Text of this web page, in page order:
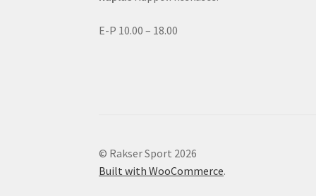
E-P 10.00 – 18.00
© Rakser Sport 2026
Built with WooCommerce.